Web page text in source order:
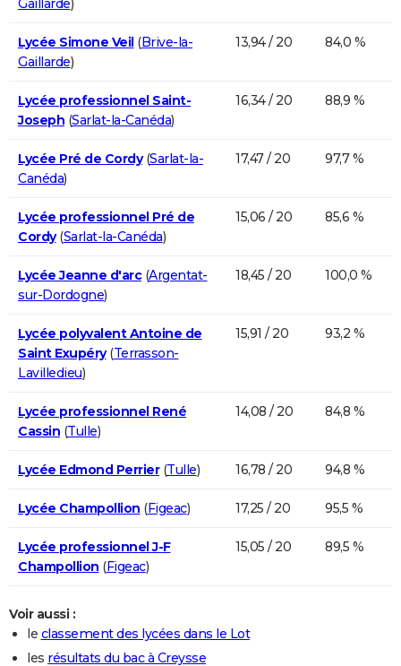
Gaillarde)
Lycée Simone Veil(Brive-la-
Gaillarde)
13,94 / 20 84,0 %
Lycée professionnel Saint-
Joseph (Sarlat-la-Canéda)
16,34 / 20 88,9 %
Lycée Pré de Cordy(Sarlat-la-
Canéda)
17,47 / 20 97,7 %
Lycée professionnel Pré de
Cordy(Sarlat-la-Canéda)
15,06 / 20 85,6 %
Lycée Jeanne d'arc(Argentat-
sur-Dordogne)
18,45 / 20 100,0 %
Lycée polyvalent Antoine de
Saint Exupéry(Terrasson-
Lavilledieu)
15,91 / 20 93,2 %
Lycée professionnel René
Cassin (Tulle)
14,08 / 20 84,8 %
Lycée Edmond Perrier(Tulle) 16,78 / 20 94,8 %
Lycée Champollion (Figeac) 17,25 / 20 95,5 %
Lycée professionnel J-F
Champollion (Figeac)
15,05 / 20 89,5 %
Voir aussi :
le classement des lycées dans le Lot
les résultats du bac à Creysse